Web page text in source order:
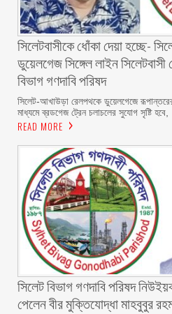
‎সিলেটবাসীকে ধোঁকা দেয়া হচ্ছে-
ডুয়েলগেজ সিঙ্গেল লাইন সিলেটবাসী
বিভাগ গণদাবি পরিষদ
‎​সিলেট-আখাউড়া রেলপথকে ডুয়েলগেজে
মাধ্যমে ব্রডগেজ ট্রেন চলাচলের সুযোগ সৃষ্টি হবে,
READ MORE
সিলেট বিভাগ গণদাবি পরিষদ
পেলেন বীর মুক্তিযোদ্ধা মাহবুবুর